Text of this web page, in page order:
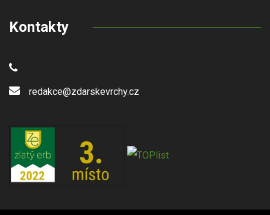
Kontakty
redakce@zdarskevrchy.cz